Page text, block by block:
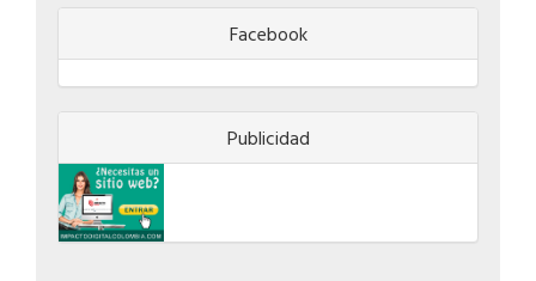
Facebook
Publicidad